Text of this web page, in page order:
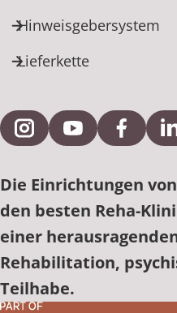
Hinweisgebersystem
Lieferkette
Externe Verlinkung zu
ExterneExterne
Die Einrichtungen
den besten Reha-
einer
Rehabilitation,
Teilhabe.